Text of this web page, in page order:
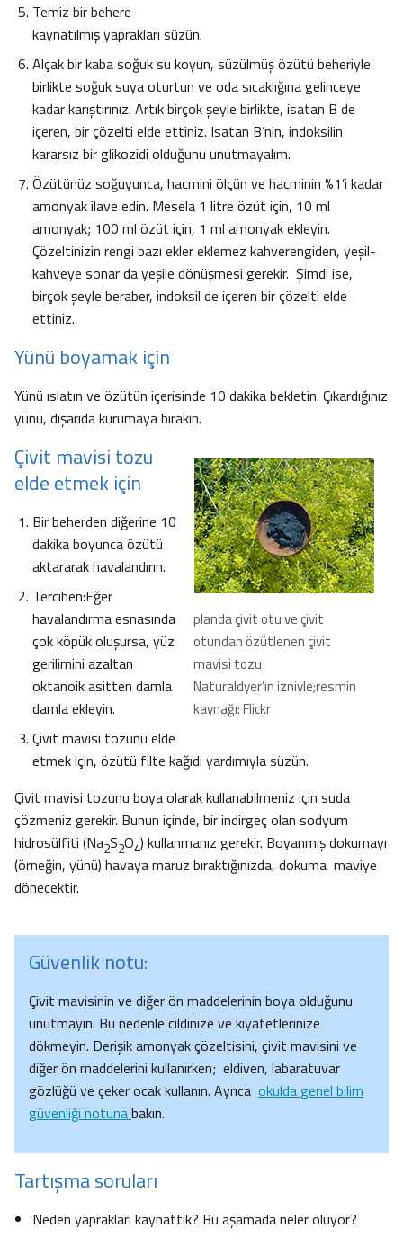
Temiz bir behere
kaynatılmış yaprakları süzün.
Alçak bir kaba soğuk su koyun, süzülmüş özütü beheriyle
birlikte soğuk suya oturtun ve oda sıcaklığına gelinceye
kadar karıştırınız. Artık birçok şeyle birlikte, isatan B de
içeren, bir çözelti elde ettiniz. Isatan B’nin, indoksilin
kararsız bir glikozidi olduğunu unutmayalım.
Özütünüz soğuyunca, hacmini ölçün ve hacminin %1’i kadar
amonyak ilave edin. Mesela 1 litre özüt için, 10 ml
amonyak; 100 ml özüt için, 1 ml amonyak ekleyin.
Çözeltinizin rengi bazı ekler eklemez kahverengiden, yeşil-
kahveye sonar da yeşile dönüşmesi gerekir. Şimdi ise,
birçok şeyle beraber, indoksil de içeren bir çözelti elde
ettiniz.
Yünü boyamak için
Yünü ıslatın ve özütün içerisinde 10 dakika bekletin. Çıkardığınız
yünü, dışarıda kurumaya bırakın.
planda çivit otu ve çivit
otundan özütlenen çivit
mavisi tozu
Naturaldyer’ın izniyle;resmin
kaynağı: Flickr
Çivit mavisi tozu
elde etmek için
Bir beherden diğerine 10
dakika boyunca özütü
aktararak havalandırın.
Tercihen:Eğer
havalandırma esnasında
çok köpük oluşursa, yüz
gerilimini azaltan
oktanoik asitten damla
damla ekleyin.
Çivit mavisi tozunu elde
etmek için, özütü filte kağıdı yardımıyla süzün.
Çivit mavisi tozunu boya olarak kullanabilmeniz için suda
çözmeniz gerekir. Bunun içinde, bir indirgeç olan sodyum
hidrosülfiti (Na2S2O4) kullanmanız gerekir. Boyanmış dokumayı
(örneğin, yünü) havaya maruz bıraktığınızda, dokuma maviye
dönecektir.
Güvenlik notu:
Çivit mavisinin ve diğer ön maddelerinin boya olduğunu
unutmayın. Bu nedenle cildinize ve kıyafetlerinize
dökmeyin. Derişik amonyak çözeltisini, çivit mavisini ve
diğer ön maddelerini kullanırken; eldiven, labaratuvar
gözlüğü ve çeker ocak kullanın. Ayrıca okulda genel bilim
güvenliği notunabakın.
Tartışma soruları
Neden yaprakları kaynattık? Bu aşamada neler oluyor?